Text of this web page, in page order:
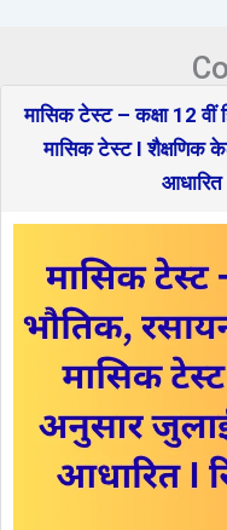
मासिक टेस्ट – कक्षा 12 वीं
मासिक टेस्ट I शैक्षणिक
आधारित